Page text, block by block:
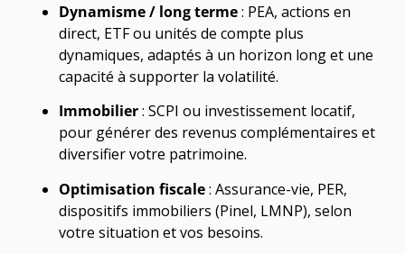
Dynamisme / long terme: PEA, actions en
direct, ETF ou unités de compte plus
dynamiques, adaptés à un horizon long et une
capacité à supporter la volatilité.
Immobilier: SCPI ou investissement locatif,
pour générer des revenus complémentaires et
diversifier votre patrimoine.
Optimisation fiscale: Assurance-vie, PER,
dispositifs immobiliers (Pinel, LMNP), selon
votre situation et vos besoins.